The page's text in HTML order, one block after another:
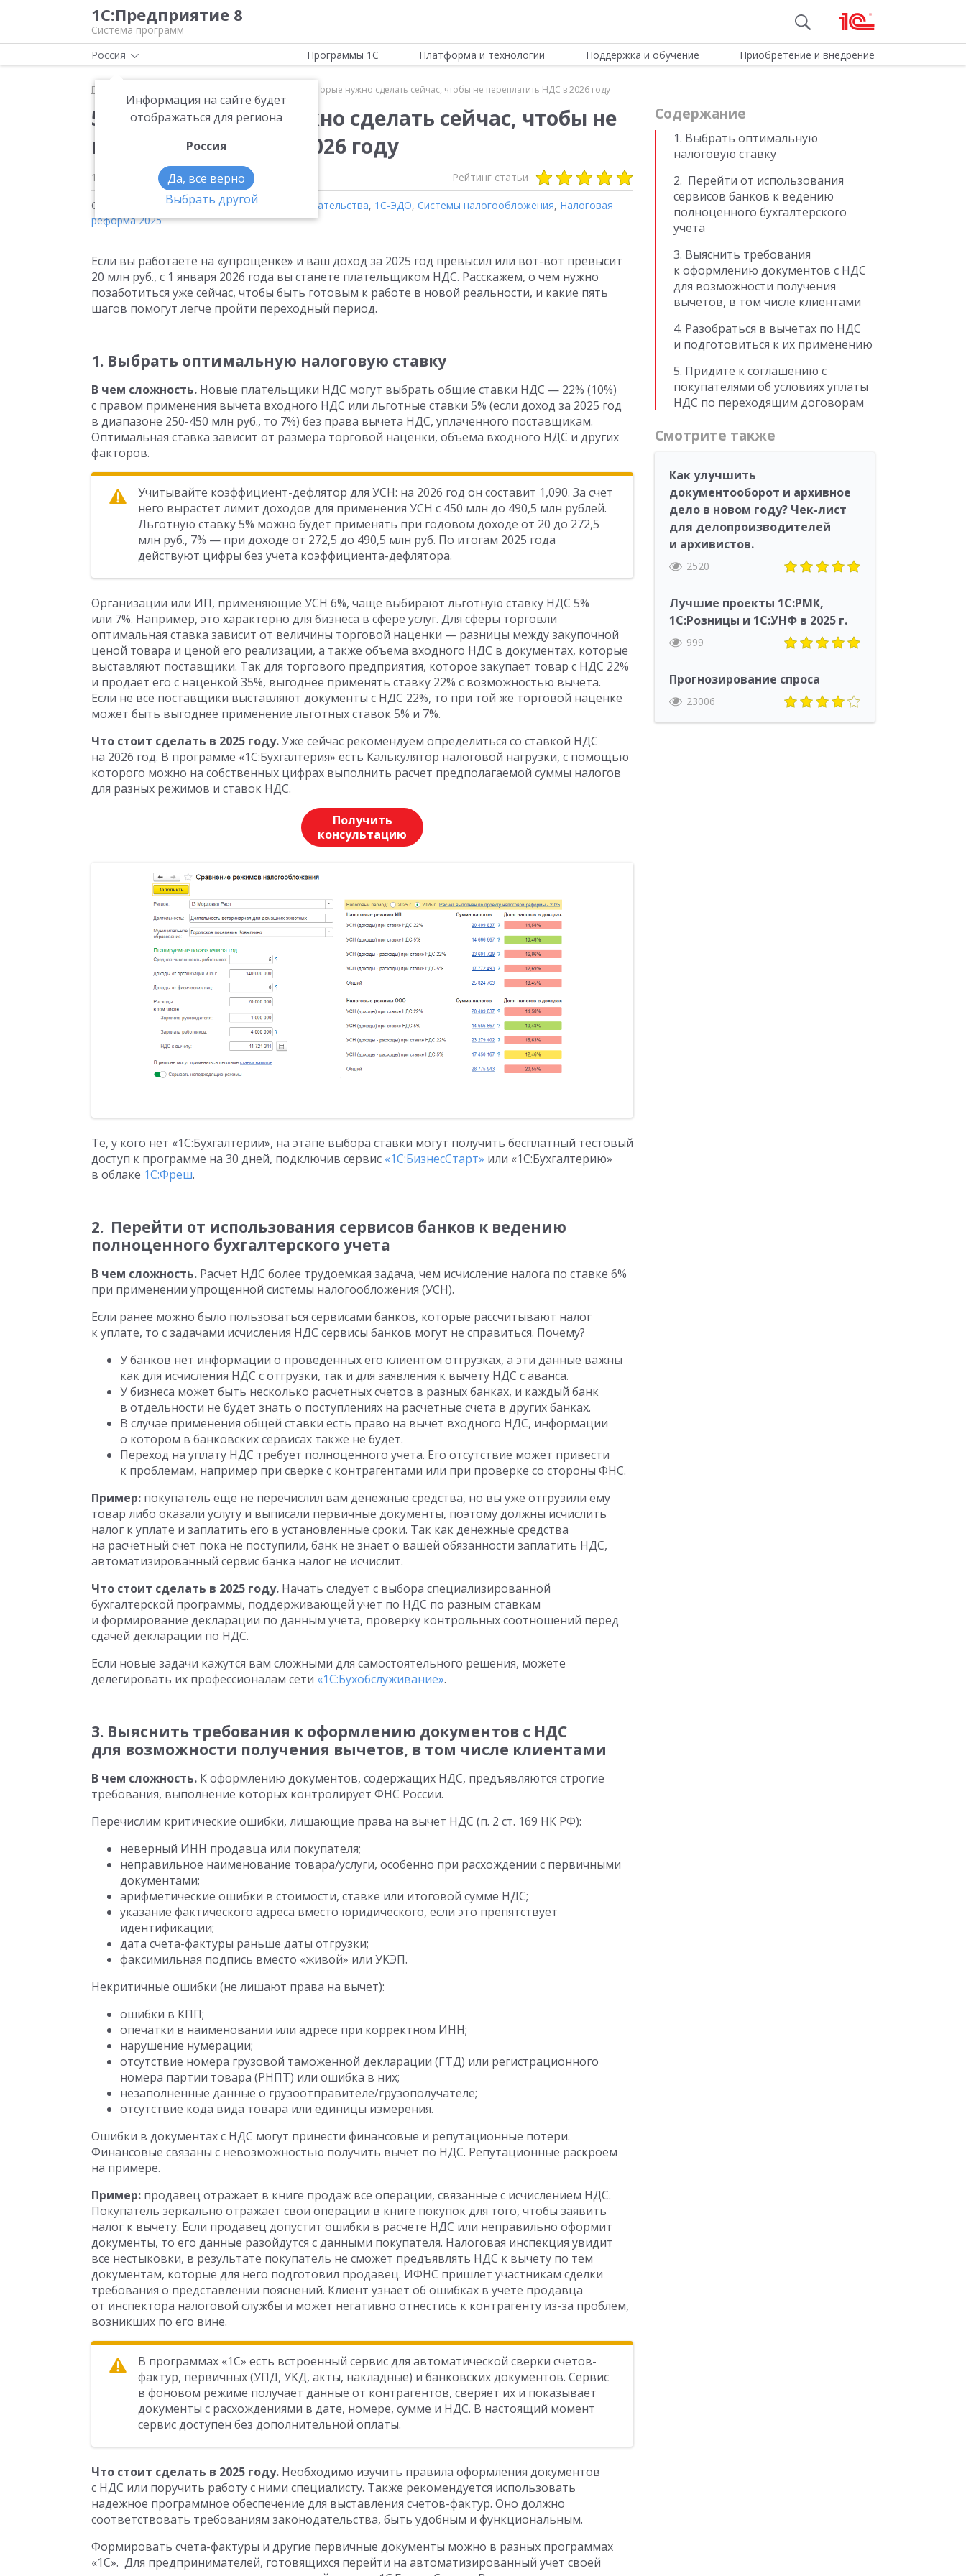
1С:Предприятие 8
Система программ
Россия
Информация на сайте будет
отображаться для региона
Россия
Да, все верно
Выбрать другой
Программы 1С Платформа и технологии Поддержка и обучение Приобретение и внедрение
Главная 5 шагов, которые нужно сделать сейчас, чтобы не переплатить НДС в 2026 году
5 шагов, которые нужно сделать сейчас, чтобы не
переплатить НДС в 2026 году
16 декабря 2025 3032 Рейтинг статьи
Статьи на тему:1С:Фреш,Изменения законодательства, 1С-ЭДО, Системы налогообложения, Налоговая
реформа 2025
Если вы работаете на «упрощенке» и ваш доход за 2025 год превысил или вот-вот превысит
20 млн руб., с 1 января 2026 года вы станете плательщиком НДС. Расскажем, о чем нужно
позаботиться уже сейчас, чтобы быть готовым к работе в новой реальности, и какие пять
шагов помогут легче пройти переходный период.
1. Выбрать оптимальную налоговую ставку
В чем сложность. Новые плательщики НДС могут выбрать общие ставки НДС — 22% (10%)
с правом применения вычета входного НДС или льготные ставки 5% (если доход за 2025 год
в диапазоне 250-450 млн руб., то 7%) без права вычета НДС, уплаченного поставщикам.
Оптимальная ставка зависит от размера торговой наценки, объема входного НДС и других
факторов.
Учитывайте коэффициент-дефлятор для УСН: на 2026 год он составит 1,090. За счет
него вырастет лимит доходов для применения УСН с 450 млн до 490,5 млн рублей.
Льготную ставку 5% можно будет применять при годовом доходе от 20 до 272,5
млн руб., 7% — при доходе от 272,5 до 490,5 млн руб. По итогам 2025 года
действуют цифры без учета коэффициента-дефлятора.
Организации или ИП, применяющие УСН 6%, чаще выбирают льготную ставку НДС 5%
или 7%. Например, это характерно для бизнеса в сфере услуг. Для сферы торговли
оптимальная ставка зависит от величины торговой наценки — разницы между закупочной
ценой товара и ценой его реализации, а также объема входного НДС в документах, которые
выставляют поставщики. Так для торгового предприятия, которое закупает товар с НДС 22%
и продает его с наценкой 35%, выгоднее применять ставку 22% с возможностью вычета.
Если не все поставщики выставляют документы с НДС 22%, то при той же торговой наценке
может быть выгоднее применение льготных ставок 5% и 7%.
Что стоит сделать в 2025 году.Уже сейчас рекомендуем определиться со ставкой НДС
на 2026 год. В программе «1С:Бухгалтерия» есть Калькулятор налоговой нагрузки, с помощью
которого можно на собственных цифрах выполнить расчет предполагаемой суммы налогов
для разных режимов и ставок НДС.
Получить
консультацию
Те, у кого нет «1С:Бухгалтерии», на этапе выбора ставки могут получить бесплатный тестовый
доступ к программе на 30 дней, подключив сервис «1С:БизнесСтарт» или «1С:Бухгалтерию»
в облаке 1С:Фреш.
2. Перейти от использования сервисов банков к ведению
полноценного бухгалтерского учета
В чем сложность. Расчет НДС более трудоемкая задача, чем исчисление налога по ставке 6%
при применении упрощенной системы налогообложения (УСН).
Если ранее можно было пользоваться сервисами банков, которые рассчитывают налог
к уплате, то с задачами исчисления НДС сервисы банков могут не справиться. Почему?
У банков нет информации о проведенных его клиентом отгрузках, а эти данные важны
как для исчисления НДС с отгрузки, так и для заявления к вычету НДС с аванса.
У бизнеса может быть несколько расчетных счетов в разных банках, и каждый банк
в отдельности не будет знать о поступлениях на расчетные счета в других банках.
В случае применения общей ставки есть право на вычет входного НДС, информации
о котором в банковских сервисах также не будет.
Переход на уплату НДС требует полноценного учета. Его отсутствие может привести
к проблемам, например при сверке с контрагентами или при проверке со стороны ФНС.
Пример: покупатель еще не перечислил вам денежные средства, но вы уже отгрузили ему
товар либо оказали услугу и выписали первичные документы, поэтому должны исчислить
налог к уплате и заплатить его в установленные сроки. Так как денежные средства
на расчетный счет пока не поступили, банк не знает о вашей обязанности заплатить НДС,
автоматизированный сервис банка налог не исчислит.
Что стоит сделать в 2025 году. Начать следует с выбора специализированной
бухгалтерской программы, поддерживающей учет по НДС по разным ставкам
и формирование декларации по данным учета, проверку контрольных соотношений перед
сдачей декларации по НДС.
Если новые задачи кажутся вам сложными для самостоятельного решения, можете
делегировать их профессионалам сети «1С:Бухобслуживание».
3. Выяснить требования к оформлению документов с НДС
для возможности получения вычетов, в том числе клиентами
В чем сложность. К оформлению документов, содержащих НДС, предъявляются строгие
требования, выполнение которых контролирует ФНС России.
Перечислим критические ошибки, лишающие права на вычет НДС (п. 2 ст. 169 НК РФ):
неверный ИНН продавца или покупателя;
неправильное наименование товара/услуги, особенно при расхождении с первичными
документами;
арифметические ошибки в стоимости, ставке или итоговой сумме НДС;
указание фактического адреса вместо юридического, если это препятствует
идентификации;
дата счета-фактуры раньше даты отгрузки;
факсимильная подпись вместо «живой» или УКЭП.
Некритичные ошибки (не лишают права на вычет):
ошибки в КПП;
опечатки в наименовании или адресе при корректном ИНН;
нарушение нумерации;
отсутствие номера грузовой таможенной декларации (ГТД) или регистрационного
номера партии товара (РНПТ) или ошибка в них;
незаполненные данные о грузоотправителе/грузополучателе;
отсутствие кода вида товара или единицы измерения.
Ошибки в документах с НДС могут принести финансовые и репутационные потери.
Финансовые связаны с невозможностью получить вычет по НДС. Репутационные раскроем
на примере.
Пример: продавец отражает в книге продаж все операции, связанные с исчислением НДС.
Покупатель зеркально отражает свои операции в книге покупок для того, чтобы заявить
налог к вычету. Если продавец допустит ошибки в расчете НДС или неправильно оформит
документы, то его данные разойдутся с данными покупателя. Налоговая инспекция увидит
все нестыковки, в результате покупатель не сможет предъявлять НДС к вычету по тем
документам, которые для него подготовил продавец. ИФНС пришлет участникам сделки
требования о представлении пояснений. Клиент узнает об ошибках в учете продавца
от инспектора налоговой службы и может негативно отнестись к контрагенту из-за проблем,
возникших по его вине.
В программах «1С» есть встроенный сервис для автоматической сверки счетов-
фактур, первичных (УПД, УКД, акты, накладные) и банковских документов. Сервис
в фоновом режиме получает данные от контрагентов, сверяет их и показывает
документы с расхождениями в дате, номере, сумме и НДС. В настоящий момент
сервис доступен без дополнительной оплаты.
Что стоит сделать в 2025 году. Необходимо изучить правила оформления документов
с НДС или поручить работу с ними специалисту. Также рекомендуется использовать
надежное программное обеспечение для выставления счетов-фактур. Оно должно
соответствовать требованиям законодательства, быть удобным и функциональным.
Формировать счета-фактуры и другие первичные документы можно в разных программах
«1С». Для предпринимателей, готовящихся перейти на автоматизированный учет своей
Cодержание
1. Выбрать оптимальную
налоговую ставку
2. Перейти от использования
сервисов банков к ведению
полноценного бухгалтерского
учета
3. Выяснить требования
к оформлению документов с НДС
для возможности получения
вычетов, в том числе клиентами
4. Разобраться в вычетах по НДС
и подготовиться к их применению
5. Придите к соглашению с
покупателями об условиях уплаты
НДС по переходящим договорам
Смотрите также
Как улучшить
документооборот и архивное
дело в новом году? Чек-лист
для делопроизводителей
и архивистов.
2520
Лучшие проекты 1С:РМК,
1С:Розницы и 1С:УНФ в 2025 г.
999
Прогнозирование спроса
23006